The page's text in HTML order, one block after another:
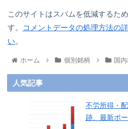
このサイトはスパムを低減するた
す。
コメントデータの処理方法の
い。
ホーム 個別銘柄 国
人気記事
不労所得・
跡、最新ポ